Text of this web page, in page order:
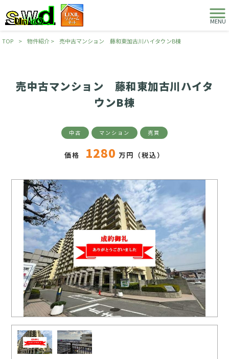
MENU
TOP > 物件紹介> 売中古マンション 藤和東加古川ハイタウンB棟
売中古マンション 藤和東加古川ハイタ
ウンB棟
中古 マンション 売買
価格 1280 万円（税込）